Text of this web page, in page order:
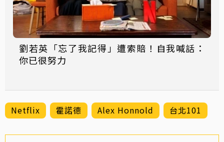
劉若英「忘了我記得」遭索賠！自我喊話：
你已很努力
Netflix 霍諾德 Alex Honnold 台北101